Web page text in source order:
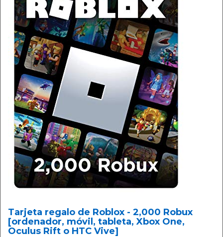
Tarjeta regalo de Roblox - 2,000 Robux
[ordenador, móvil, tableta, Xbox One,
Oculus Rift o HTC Vive]